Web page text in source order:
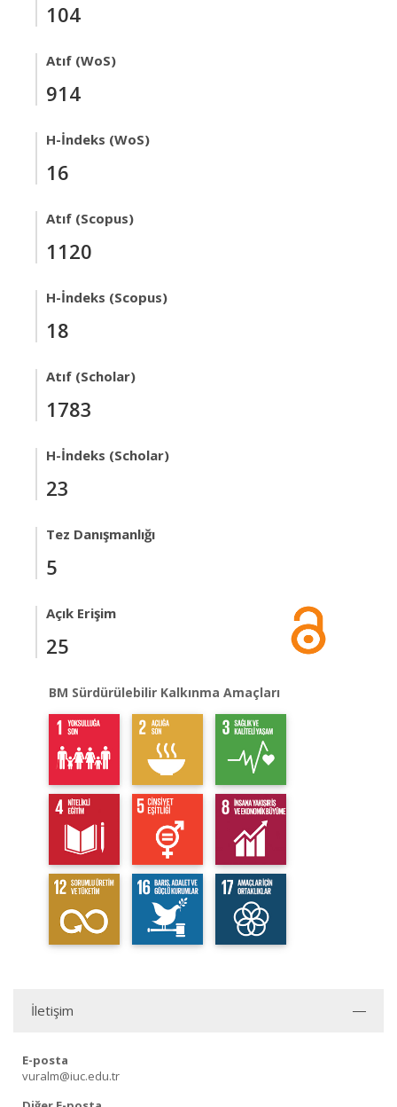
104
Atıf (WoS)
914
H-İndeks (WoS)
16
Atıf (Scopus)
1120
H-İndeks (Scopus)
18
Atıf (Scholar)
1783
H-İndeks (Scholar)
23
Tez Danışmanlığı
5
Açık Erişim
25
BM Sürdürülebilir Kalkınma Amaçları
İletişim
E-posta
vuralm@iuc.edu.tr